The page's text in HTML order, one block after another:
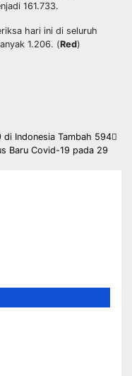
161.733.
hari ini di seluruh
1.206. (Red)
di Indonesia Tambah 594
Baru Covid-19 pada 29